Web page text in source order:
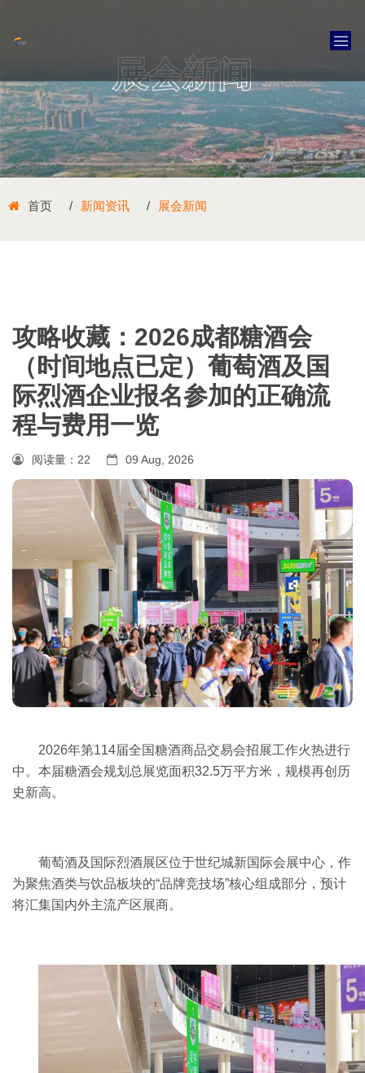
展会新闻
首页 新闻资讯 展会新闻
攻略收藏：2026成都糖酒会
（时间地点已定）葡萄酒及国
际烈酒企业报名参加的正确流
程与费用一览
阅读量： 22 09 Aug, 2026
2026年第114届全国糖酒商品交易会招展工作火热进行
中。本届糖酒会规划总展览面积32.5万平方米，规模再创历
史新高。
葡萄酒及国际烈酒展区位于世纪城新国际会展中心，作
为聚焦酒类与饮品板块的“品牌竞技场”核心组成部分，预计
将汇集国内外主流产区展商。